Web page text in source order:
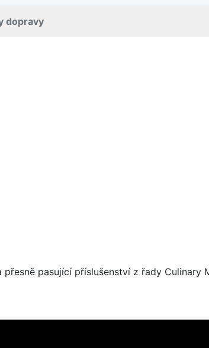
dopravy
pasující příslušenství z řady Culinary